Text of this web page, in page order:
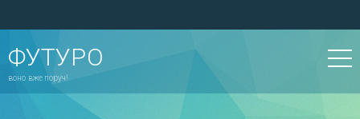
ФУТУРО
воно вже поруч!